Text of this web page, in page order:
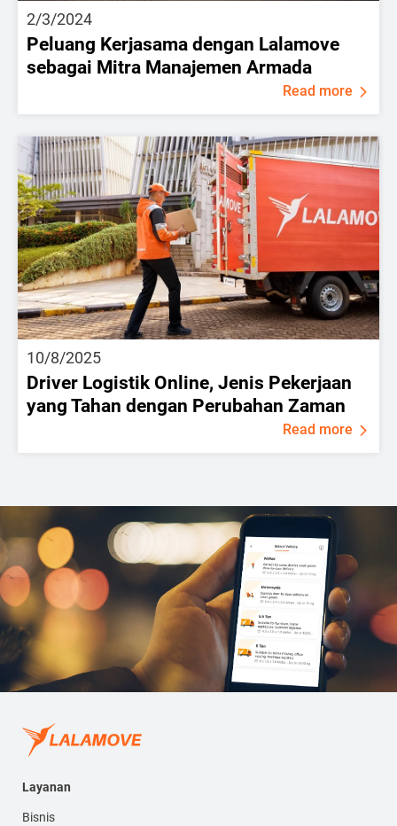
2/3/2024
Peluang Kerjasama dengan Lalamove
sebagai Mitra Manajemen Armada
Read more
10/8/2025
Driver Logistik Online, Jenis Pekerjaan
yang Tahan dengan Perubahan Zaman
Read more
Layanan
Bisnis